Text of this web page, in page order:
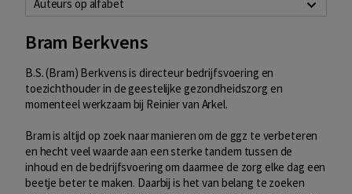
Auteurs op alfabet
Bram Berkvens
B.S. (Bram) Berkvens is directeur bedrijfsvoering en
toezichthouder in de geestelijke gezondheidszorg en
momenteel werkzaam bij Reinier van Arkel.
Bram is altijd op zoek naar manieren om de ggz te verbeteren
en hecht veel waarde aan een sterke tandem tussen de
inhoud en de bedrijfsvoering om daarmee de zorg elke dag een
beetje beter te maken. Daarbij is het van belang te zoeken